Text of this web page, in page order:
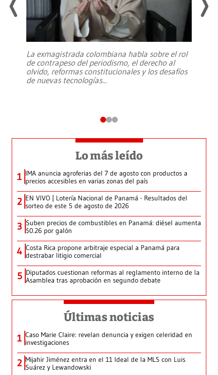
La exmagistrada colombiana habla sobre el rol
de contrapeso del periodismo, el derecho al
olvido, reformas constitucionales y los desafíos
de nuevas tecnologías...
Lo más leído
1 IMA anuncia agroferias del 7 de agosto con productos a
precios accesibles en varias zonas del país
2 EN VIVO | Lotería Nacional de Panamá - Resultados del
sorteo de este 5 de agosto de 2026
3 Suben precios de combustibles en Panamá: diésel aumenta
$0.26 por galón
4 Costa Rica propone arbitraje especial a Panamá para
destrabar litigio comercial
5 Diputados cuestionan reformas al reglamento interno de la
Asamblea tras aprobación en segundo debate
Últimas noticias
1 Caso Marie Claire: revelan denuncia y exigen celeridad en
investigaciones
2 Mijahir Jiménez entra en el 11 Ideal de la MLS con Luis
Suárez y Lewandowski